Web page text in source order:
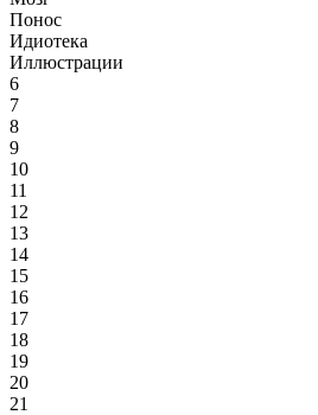
Понос
Идиотека
Иллюстрации
6
7
8
9
10
11
12
13
14
15
16
17
18
19
20
21